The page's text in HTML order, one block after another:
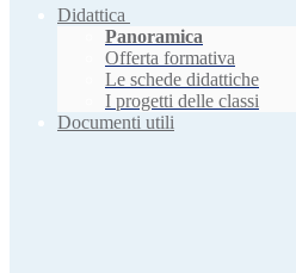
Didattica
Panoramica
Offerta formativa
Le schede didattiche
I progetti delle classi
Documenti utili